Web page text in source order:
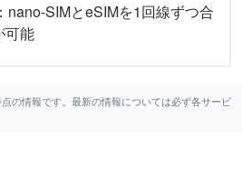
nano-SIMとeSIMを1回線ずつ合
可能
の情報です。最新の情報については必ず各サービ